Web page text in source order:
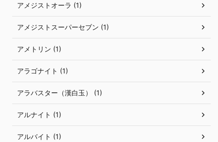
アメジストオーラ (1)
アメジストスーパーセブン (1)
アメトリン (1)
アラゴナイト (1)
アラバスター（漢白玉） (1)
アルナイト (1)
アルバイト (1)